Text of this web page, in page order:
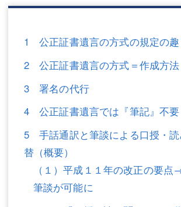
弁護士費用
不動産
相続・遺言
離婚（夫婦間トラブル）
企業法務
労働問題（解雇，残業等）
刑事弁護
不動産
相続・遺言
離婚（夫婦間トラブル）
企業法務
労働問題（解雇，残業等）
刑事弁護
交通事故
1 公正証書遺言の方式の規定の趣
2 公正証書遺言の方式＝作成方法
3 署名の代行
4 公正証書遺言では『筆記』不要
5 手話通訳と筆談による口授・
替（概要）
（１）平成１１年の改正の要点
筆談が可能に